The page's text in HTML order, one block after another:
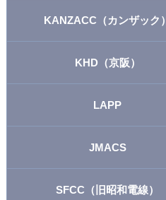
KANZACC（カンザック）
KHD（京阪）
LAPP
JMACS
SFCC（旧昭和電線）